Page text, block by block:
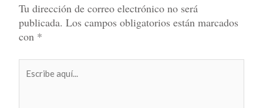
Tu dirección de correo electrónico no será
publicada. Los campos obligatorios están marcados
con *
aquí...